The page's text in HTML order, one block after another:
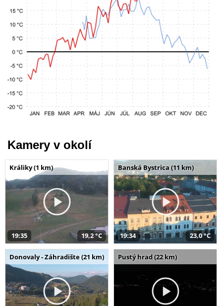
Kamery v okolí
Králiky (1 km)
19:35 19,2 °C
Banská Bystrica (11 km)
19:34 23,0 °C
Donovaly - Záhradište (21 km) Pustý hrad (22 km)